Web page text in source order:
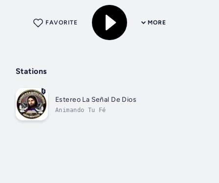
MORE
FAVORITE
Stations
Estereo La Señal De Dios
Animando Tu Fé